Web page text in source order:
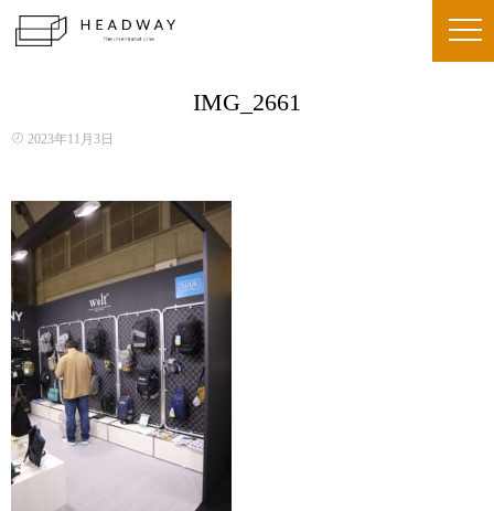
IMG_2661
2023年11月3日